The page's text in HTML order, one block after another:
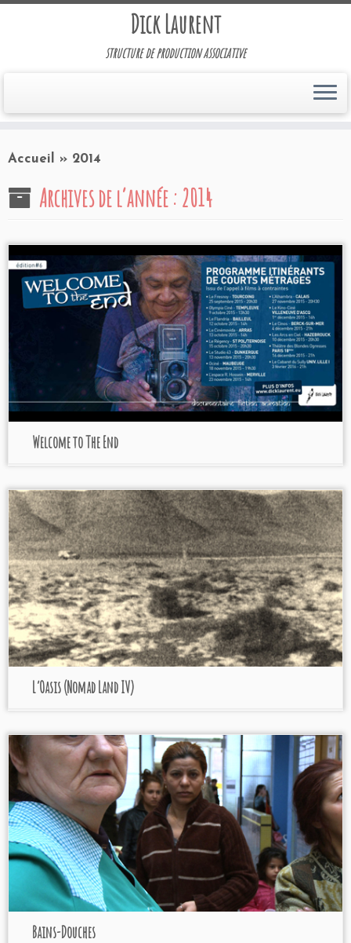
Dick Laurent
structure de production associative
Accueil » 2014
Archives de l’année :2014
Welcome to The End
L’Oasis (Nomad Land IV)
Bains-Douches